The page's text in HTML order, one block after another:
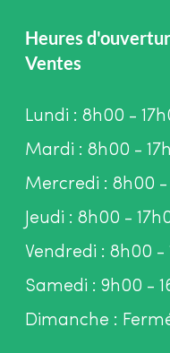
Heures
Ventes
Lundi : 8h00 -
Mardi : 8h00 -
Mercredi : 8h00 -
Jeudi : 8h00 -
Vendredi : 8h00 -
Samedi : 9h00 -
Dimanche :